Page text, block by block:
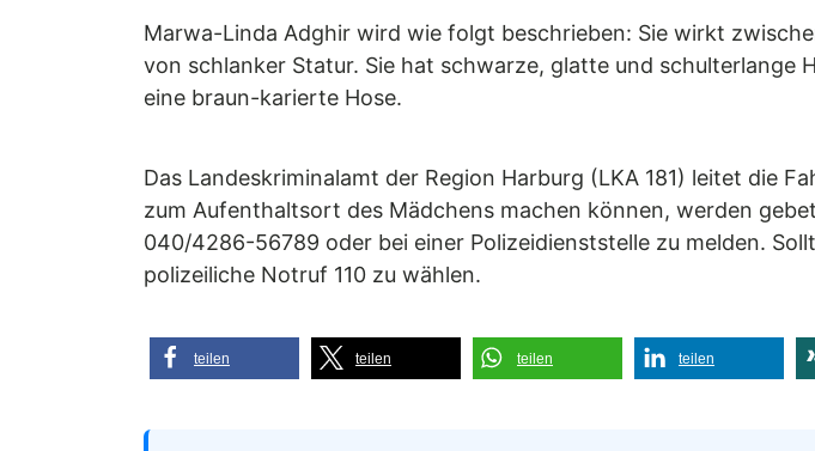
Marwa-Linda Adghir wird wie folgt beschrieben: Sie wirkt
von schlanker Statur. Sie hat schwarze, glatte und schulterlange
eine braun-karierte Hose.
Das Landeskriminalamt der Region Harburg (LKA 181) leitet die
zum Aufenthaltsort des Mädchens machen können, werden
040/4286-56789 oder bei einer Polizeidienststelle zu melden.
polizeiliche Notruf 110 zu wählen.
teilen teilen teilen teilen